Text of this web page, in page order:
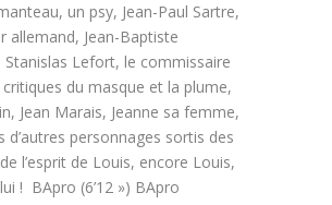
un psy, Jean-Paul Sartre,
allemand, Jean-Baptiste
Stanislas Lefort, le commissaire
critiques du masque et la plume,
Jean Marais, Jeanne sa femme,
d’autres personnages sortis des
l’esprit de Louis, encore Louis,
! BApro (6’12 ») BApro